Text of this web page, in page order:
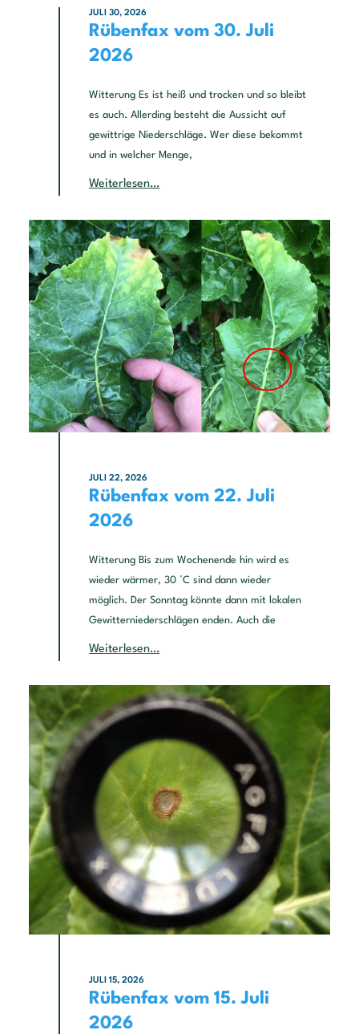
Rübenfax vom 30. Juli
2026
JULI 30, 2026
Witterung Es ist heiß und trocken und so bleibt
es auch. Allerding besteht die Aussicht auf
gewittrige Niederschläge. Wer diese bekommt
und in welcher Menge,
Weiterlesen…
Rübenfax vom 22. Juli
2026
JULI 22, 2026
Witterung Bis zum Wochenende hin wird es
wieder wärmer, 30 °C sind dann wieder
möglich. Der Sonntag könnte dann mit lokalen
Gewitterniederschlägen enden. Auch die
Weiterlesen…
Rübenfax vom 15. Juli
2026
JULI 15, 2026